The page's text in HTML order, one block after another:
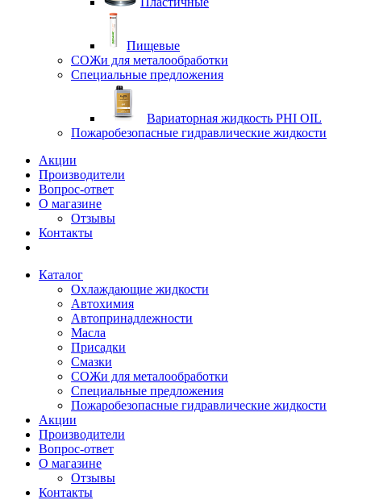
Пищевые
СОЖи для металообработки
Специальные предложения
Вариаторная жидкость PHI OIL
Пожаробезопасные гидравлические жидкости
Акции
Производители
Вопрос-ответ
О магазине
Отзывы
Контакты
Каталог
Охлаждающие жидкости
Автохимия
Автопринадлежности
Масла
Присадки
Смазки
СОЖи для металообработки
Специальные предложения
Пожаробезопасные гидравлические жидкости
Акции
Производители
Вопрос-ответ
О магазине
Отзывы
Контакты